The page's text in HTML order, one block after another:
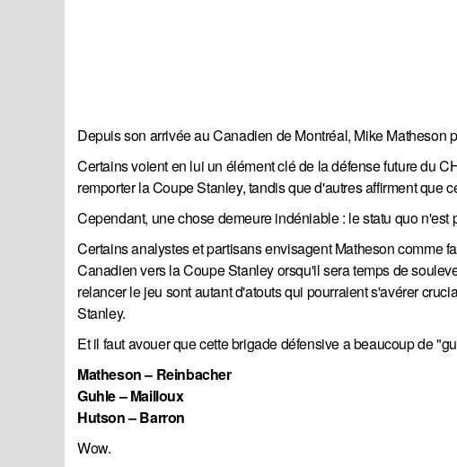
Depuis son arrivée au Canadien de Montréal, Mike Matheson
Certains voient en lui un élément clé de la défense future du
remporter la Coupe Stanley, tandis que d'autres affirment que
Cependant, une chose demeure indéniable : le statu quo
Certains analystes et partisans envisagent Matheson comme
Canadien vers la Coupe Stanley orsqu'il sera temps de
relancer le jeu sont autant d'atouts qui pourraient s'avérer
Stanley.
Et il faut avouer que cette brigade défensive a beaucoup de
Matheson – Reinbacher
Guhle – Mailloux
Hutson – Barron
Wow.